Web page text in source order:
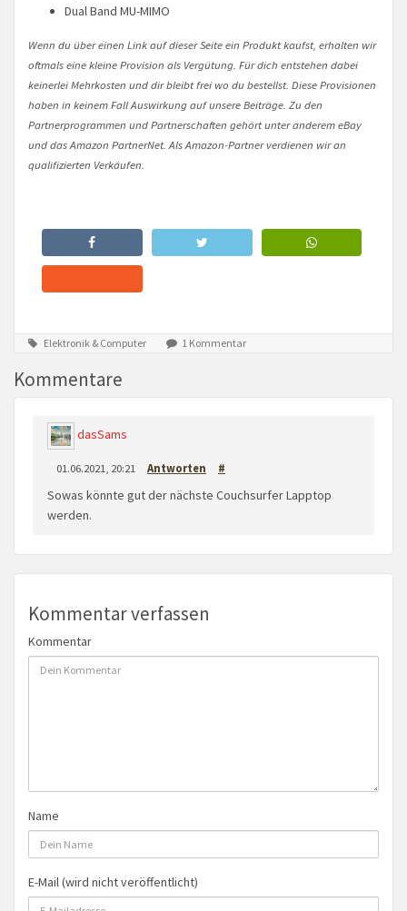
Dual Band MU-MIMO
Wenn du über einen Link auf dieser Seite ein Produkt kaufst, erhalten wir
oftmals eine kleine Provision als Vergütung. Für dich entstehen dabei
keinerlei Mehrkosten und dir bleibt frei wo du bestellst. Diese Provisionen
haben in keinem Fall Auswirkung auf unsere Beiträge. Zu den
Partnerprogrammen und Partnerschaften gehört unter anderem eBay
und das Amazon PartnerNet. Als Amazon-Partner verdienen wir an
qualifizierten Verkäufen.
Elektronik & Computer 1 Kommentar
Kommentare
dasSams
01.06.2021, 20:21 Antworten #
Sowas könnte gut der nächste Couchsurfer Lapptop
werden.
Kommentar verfassen
Kommentar
Name
E-Mail (wird nicht veröffentlicht)